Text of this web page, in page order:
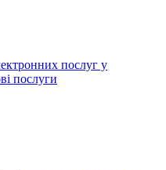
послуг у
послуги